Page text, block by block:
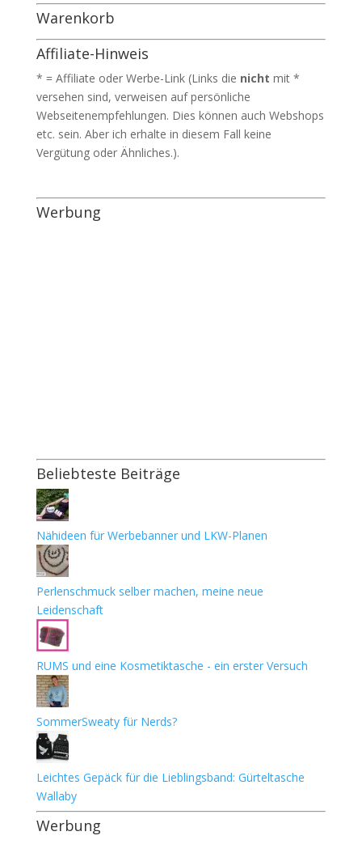
Warenkorb
Affiliate-Hinweis
* = Affiliate oder Werbe-Link (Links die nicht mit *
versehen sind, verweisen auf persönliche
Webseitenempfehlungen. Dies können auch Webshops
etc. sein. Aber ich erhalte in diesem Fall keine
Vergütung oder Ähnliches.).
Werbung
Beliebteste Beiträge
Nähideen für Werbebanner und LKW-Planen
Perlenschmuck selber machen, meine neue
Leidenschaft
RUMS und eine Kosmetiktasche - ein erster Versuch
SommerSweaty für Nerds?
Leichtes Gepäck für die Lieblingsband: Gürteltasche
Wallaby
Werbung